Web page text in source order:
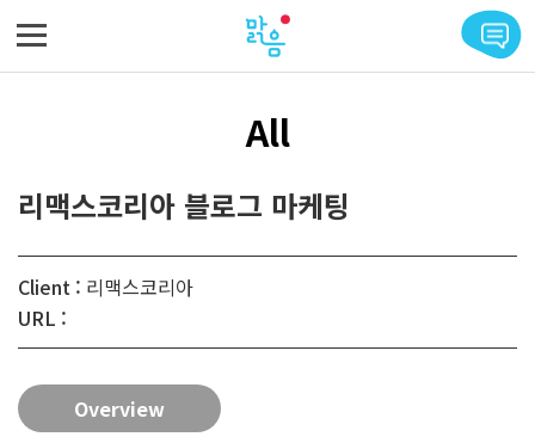
All
리맥스코리아 블로그 마케팅
Client : 리맥스코리아
URL :
Overview